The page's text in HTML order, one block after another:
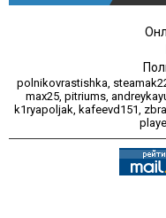
polnikovrastishka,
max25, pitriums,
k1ryapoljak, kafeevd151,